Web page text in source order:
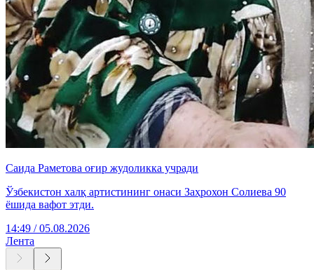
Саида Раметова оғир жудоликка учради
Ўзбекистон халқ артистининг онаси Заҳрохон Солиева 90
ёшида вафот этди.
14:49 / 05.08.2026
Лента